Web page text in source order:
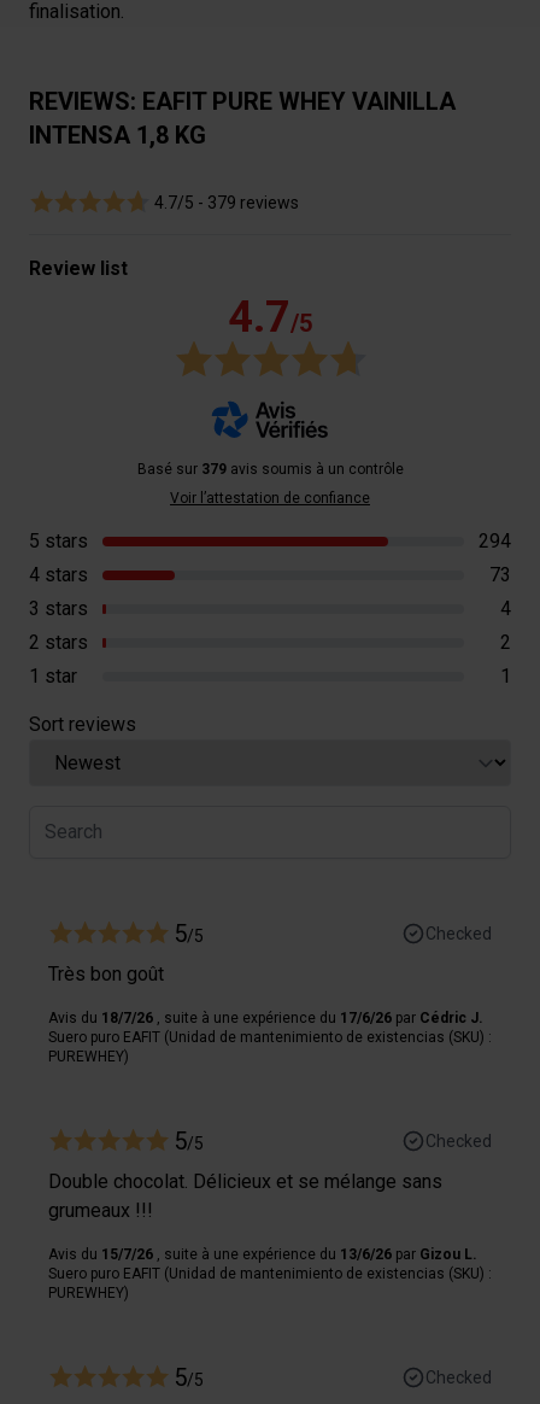
finalisation.
REVIEWS: EAFIT PURE WHEY VAINILLA
INTENSA 1,8 KG
4.7/5 - 379 reviews
Review list
4.7/5
Basé sur 379avis soumis à un contrôle
Voir l’attestation de confiance
5 stars
294
4 stars
73
3 stars
4
2 stars
2
1 star
1
Sort reviews
5/5 Checked
Très bon goût
Avis du 18/7/26 , suite à une expérience du 17/6/26 par Cédric J.
Suero puro EAFIT (Unidad de mantenimiento de existencias (SKU) :
PUREWHEY)
5/5 Checked
Double chocolat. Délicieux et se mélange sans
grumeaux !!!
Avis du 15/7/26 , suite à une expérience du 13/6/26 par Gizou L.
Suero puro EAFIT (Unidad de mantenimiento de existencias (SKU) :
PUREWHEY)
5/5 Checked